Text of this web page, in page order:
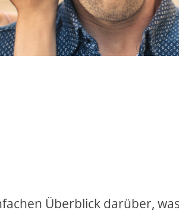
Überblick darüber,